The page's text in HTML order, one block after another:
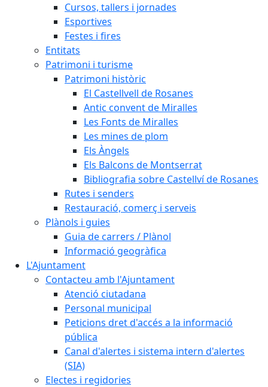
Cursos, tallers i jornades
Esportives
Festes i fires
Entitats
Patrimoni i turisme
Patrimoni històric
El Castellvell de Rosanes
Antic convent de Miralles
Les Fonts de Miralles
Les mines de plom
Els Àngels
Els Balcons de Montserrat
Bibliografia sobre Castellví de Rosanes
Rutes i senders
Restauració, comerç i serveis
Plànols i guies
Guia de carrers / Plànol
Informació geogràfica
L'Ajuntament
Contacteu amb l'Ajuntament
Atenció ciutadana
Personal municipal
Peticions dret d'accés a la informació
pública
Canal d'alertes i sistema intern d'alertes
(SIA)
Electes i regidories